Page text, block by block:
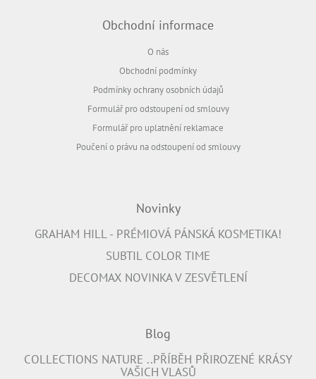
Obchodní informace
O nás
Obchodní podmínky
Podmínky ochrany osobních údajů
Formulář pro odstoupení od smlouvy
Formulář pro uplatnění reklamace
Poučení o právu na odstoupení od smlouvy
Novinky
GRAHAM HILL - PRÉMIOVÁ PÁNSKÁ KOSMETIKA!
SUBTIL COLOR TIME
DECOMAX NOVINKA V ZESVĚTLENÍ
Blog
COLLECTIONS NATURE ..PŘÍBĚH PŘIROZENÉ KRÁSY
VAŠICH VLASŮ